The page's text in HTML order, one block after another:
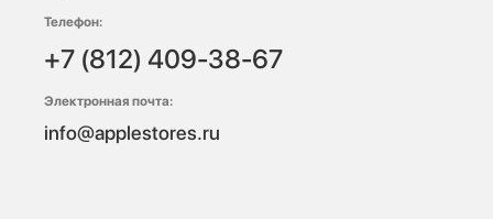
Телефон:
+7 (812) 409-38-67
Электронная почта:
info@applestores.ru